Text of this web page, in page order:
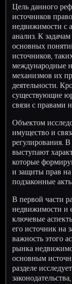
Цель данного
источников
недвижимости с
анализ. К
основных
источников,
международные
механизмов их
деятельности.
существующие
связи с правами
Объектом
имущество и
регулирования.
выступают
которые
и защиты прав
подзаконные
В первой части
недвижимости и
ключевые
его источник на
важность этого
рынка
основным
разделе